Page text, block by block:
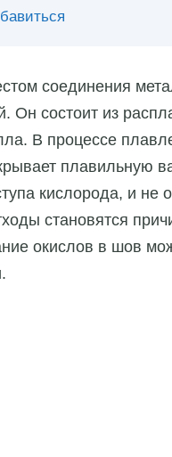
соединения
Он состоит из
В процессе
плавильную
кислорода, и не
становятся
окислов в шов